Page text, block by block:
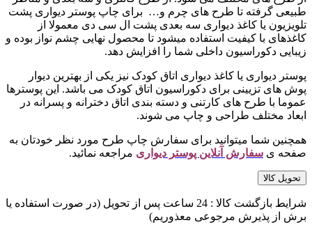
طبیعی گرفته تا طرح های چرم و… برای چاپ پوستر دیواری پشت
تلویزیون یا کاغذ دیواری سه بعدی پشت ال سی دی معمولا از
کاغذهای با کیفیت استفاده میشود تا محصول نهایی چشم نواز بوده و
زیبایی دکوراسیون داخلی شما را افزایش دهد.
پوستر دیواری یا کاغذ دیواری اتاق کودک نیز یکی از بهترین دیوار
پوش های تزیینی برای دکوراسیون اتاق کودک می باشد. این پوسترها
عموما با طرح های کارتنی و دسته بندی اتاق دخترانه و پسرانه در
ابعاد مختلف طراحی و چاپ می شوند.
همچنین شما میتوانید برای سفارش چاپ طرح مورد نظر خودتان به
صفحه ی سفارش آنلاین پوستر دیواری مراجعه نمائید.
تحویل کالا
شرایط بازگشت کالا : 24 ساعت پس از تحویل (در صورت استفاده یا
برش از پذیرش مرجوعی معذوریم)